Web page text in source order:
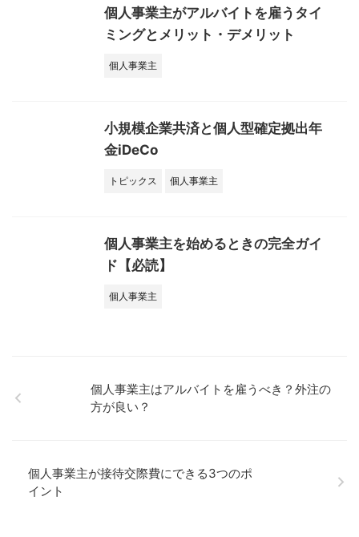
個人事業主がアルバイトを雇うタイ
ミングとメリット・デメリット
個人事業主
小規模企業共済と個人型確定拠出年
金iDeCo
トピックス 個人事業主
個人事業主を始めるときの完全ガイ
ド【必読】
個人事業主
個人事業主はアルバイトを雇うべき？外注の
方が良い？
個人事業主が接待交際費にできる3つのポ
イント